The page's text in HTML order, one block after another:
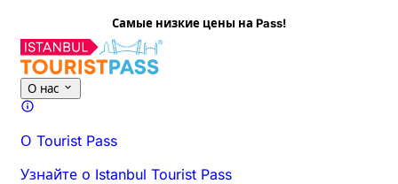
низкие цены на Pass!
О нас
О Tourist Pass
Узнайте о Istanbul Tourist Pass
Время и